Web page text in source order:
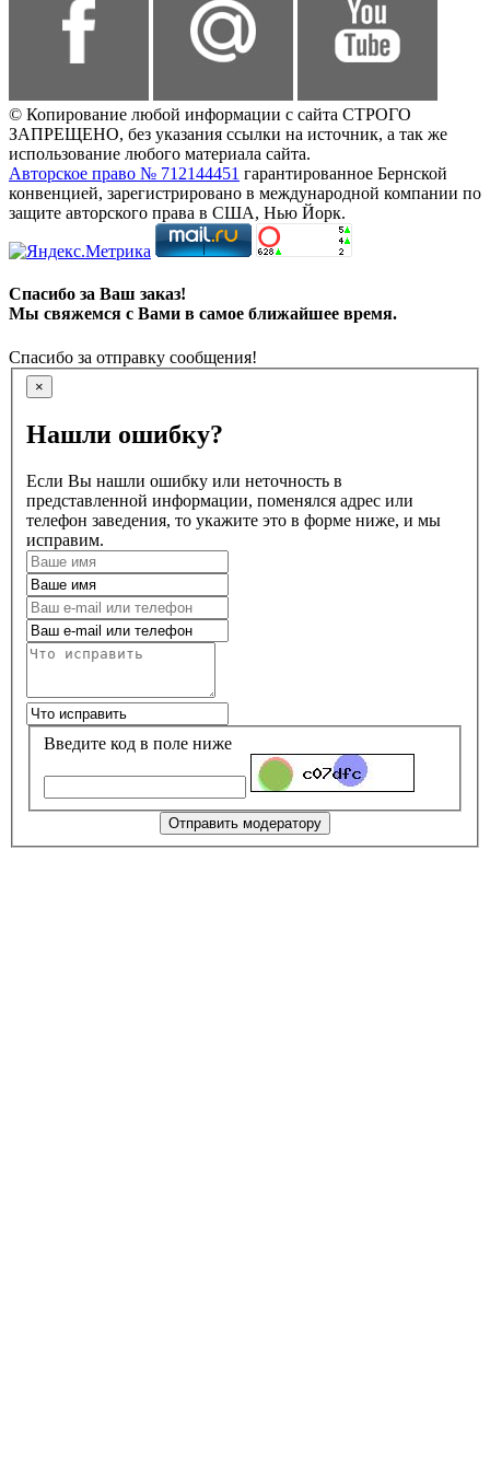
© Копирование любой информации с сайта СТРОГО
ЗАПРЕЩЕНО, без указания ссылки на источник, а так же
использование любого материала сайта.
Авторское право № 712144451 гарантированное Бернской
конвенцией, зарегистрировано в международной компании по
защите авторского права в США, Нью Йорк.
Спасибо за Ваш заказ!
Мы свяжемся с Вами в самое ближайшее время.
Спасибо за отправку сообщения!
×
Нашли ошибку?
Если Вы нашли ошибку или неточность в
представленной информации, поменялся адрес или
телефон заведения, то укажите это в форме ниже, и мы
исправим.
Введите код в поле ниже
Отправить модератору